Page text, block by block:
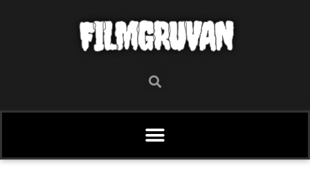
FILMGRUVAN